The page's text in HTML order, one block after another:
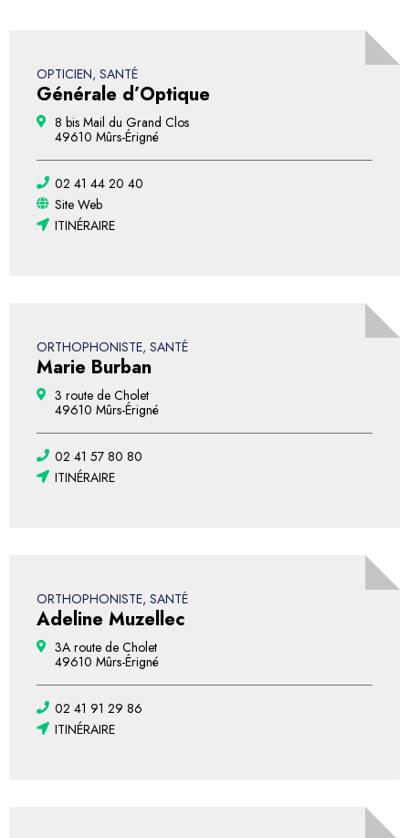
OPTICIEN, SANTÉ
Générale d’Optique
8 bis Mail du Grand Clos
49610 Mûrs-Érigné
02 41 44 20 40
Site Web
ITINÉRAIRE
ORTHOPHONISTE, SANTÉ
Marie Burban
3 route de Cholet
49610 Mûrs-Érigné
02 41 57 80 80
ITINÉRAIRE
ORTHOPHONISTE, SANTÉ
Adeline Muzellec
3A route de Cholet
49610 Mûrs-Érigné
02 41 91 29 86
ITINÉRAIRE